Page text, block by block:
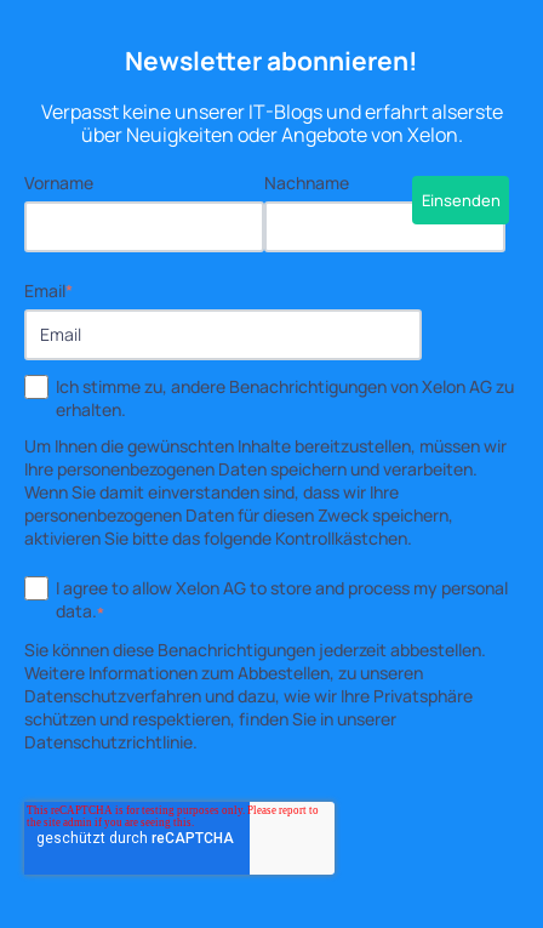
Newsletter abonnieren!
Verpasst keine unserer IT-Blogs und erfahrt alserste
über Neuigkeiten oder Angebote von Xelon.
Vorname Nachname
Email*
Ich stimme zu, andere Benachrichtigungen von Xelon AG zu
erhalten.
Um Ihnen die gewünschten Inhalte bereitzustellen, müssen wir
Ihre personenbezogenen Daten speichern und verarbeiten.
Wenn Sie damit einverstanden sind, dass wir Ihre
personenbezogenen Daten für diesen Zweck speichern,
aktivieren Sie bitte das folgende Kontrollkästchen.
I agree to allow Xelon AG to store and process my personal
data.*
Sie können diese Benachrichtigungen jederzeit abbestellen.
Weitere Informationen zum Abbestellen, zu unseren
Datenschutzverfahren und dazu, wie wir Ihre Privatsphäre
schützen und respektieren, finden Sie in unserer
Datenschutzrichtlinie.